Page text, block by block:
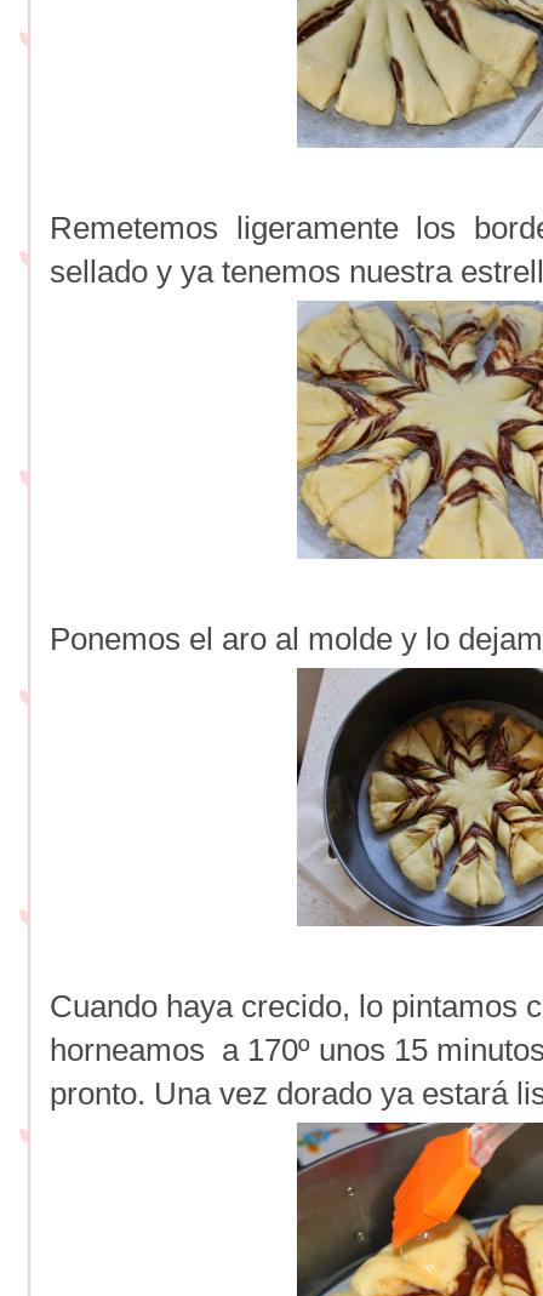
Remetemos ligeramente los
sellado y ya tenemos nuestra
Ponemos el aro al molde y lo
Cuando haya crecido, lo pintamos
horneamos a 170º unos 15
pronto. Una vez dorado ya estará